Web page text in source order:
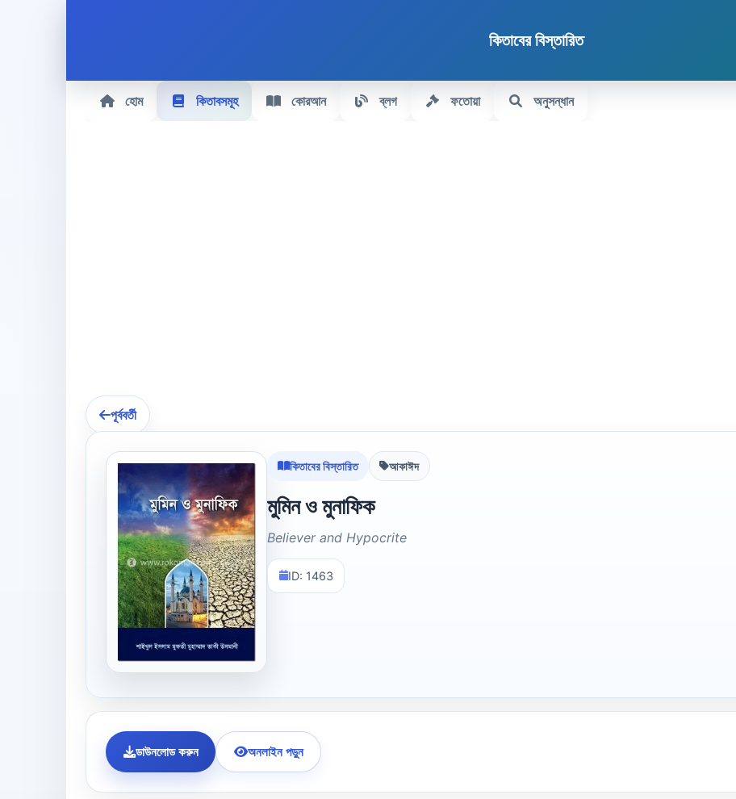
কিতাবের বিস্তারিত
হোম কিতাবসমূহ কোরআন ব্লগ ফতোয়া অনুসন্ধান
পূর্ববর্তী
কিতাবের বিস্তারিত আকাঈদ
মুমিন ও মুনাফিক
Believer and Hypocrite
ID: 1463
ডাউনলোড করুন অনলাইন পড়ুন